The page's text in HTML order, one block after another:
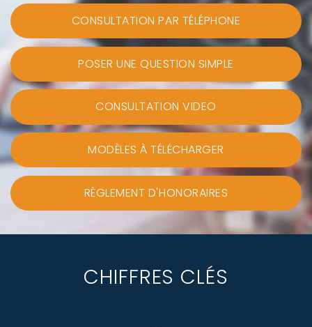
CONSULTATION PAR TÉLÉPHONE
POSER UNE QUESTION SIMPLE
CONSULTATION VIDEO
MODÈLES À TÉLÉCHARGER
RÈGLEMENT D'HONORAIRES
CHIFFRES CLÉS